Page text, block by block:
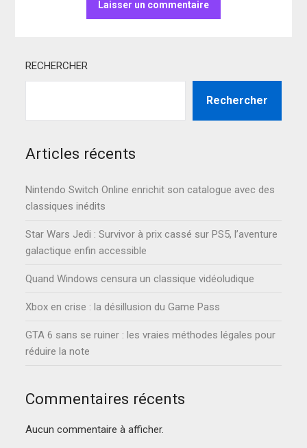
RECHERCHER
Rechercher
Articles récents
Nintendo Switch Online enrichit son catalogue avec des
classiques inédits
Star Wars Jedi : Survivor à prix cassé sur PS5, l’aventure
galactique enfin accessible
Quand Windows censura un classique vidéoludique
Xbox en crise : la désillusion du Game Pass
GTA 6 sans se ruiner : les vraies méthodes légales pour
réduire la note
Commentaires récents
Aucun commentaire à afficher.